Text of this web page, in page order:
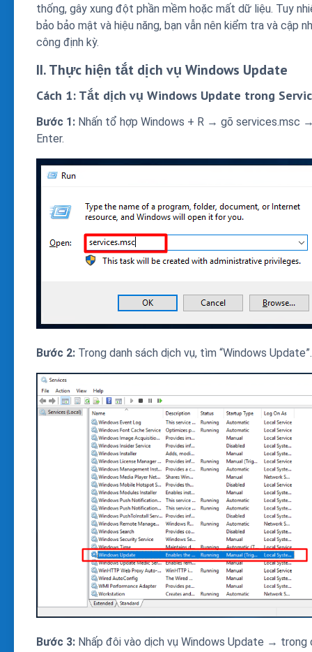
thống, gây xung đột phần mềm hoặc mất dữ liệu. Tuy
bảo bảo mật và hiệu năng, bạn vẫn nên kiểm tra và cập
công định kỳ.
II. Thực hiện tắt dịch vụ Windows Update
Cách 1: Tắt dịch vụ Windows Update trong
Bước 1: Nhấn tổ hợp Windows + R → gõ services.msc
Enter.
Bước 2: Trong danh sách dịch vụ, tìm “Windows Update”.
Bước 3: Nhấp đôi vào dịch vụ Windows Update → trong